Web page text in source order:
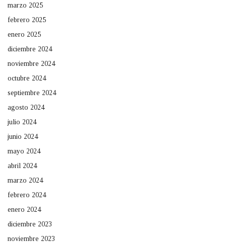
marzo 2025
febrero 2025
enero 2025
diciembre 2024
noviembre 2024
octubre 2024
septiembre 2024
agosto 2024
julio 2024
junio 2024
mayo 2024
abril 2024
marzo 2024
febrero 2024
enero 2024
diciembre 2023
noviembre 2023